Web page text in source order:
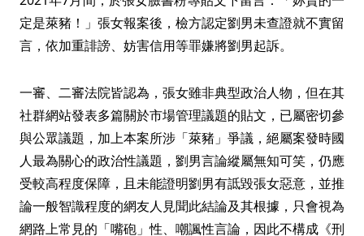
定是萊豬！」張女報案後，檢方認定劉男未查證就不實留
言，依加重誹謗、妨害信用等罪嫌將劉男起訴。
一審、二審法院皆認為，張女雖非典型政治人物，但在其
社群網站發表多篇關於市場管理議題的貼文，已屬密切參
與公眾議題，加上本案所涉「萊豬」爭議，絕屬案發時國
人最為關心的政治性議題，劉男言論縱屬無知可笑，仍應
受較高程度保障，且未能證明劉男有詆毀張女惡意，並推
論一般智識程度的網友人見聞此結論及其根據，只會視為
網路上常見的「嘴砲」性、嘲諷性言論，因此不構成《刑